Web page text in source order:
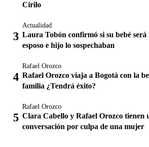
Cirilo
Actualidad
Laura Tobón confirmó si su bebé será
esposo e hijo lo sospechaban
Rafael Orozco
Rafael Orozco viaja a Bogotá con la
familia ¿Tendrá éxito?
Rafael Orozco
Clara Cabello y Rafael Orozco tienen
conversación por culpa de una mujer